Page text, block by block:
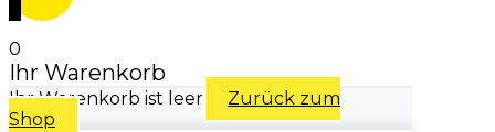
0
Ihr Warenkorb
Ihr Warenkorb ist leer
Zurück zum
Shop